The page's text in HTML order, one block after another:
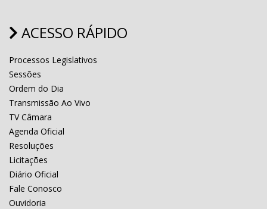
ACESSO RÁPIDO
Processos Legislativos
Sessões
Ordem do Dia
Transmissão Ao Vivo
TV Câmara
Agenda Oficial
Resoluções
Licitações
Diário Oficial
Fale Conosco
Ouvidoria